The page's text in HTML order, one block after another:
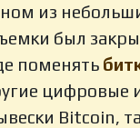
из
был
поменять
цифровые
Bitcoin,